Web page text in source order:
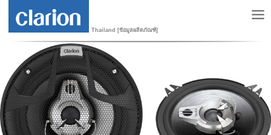
Thailand [ข้อมูลผลิตภัณฑ์]